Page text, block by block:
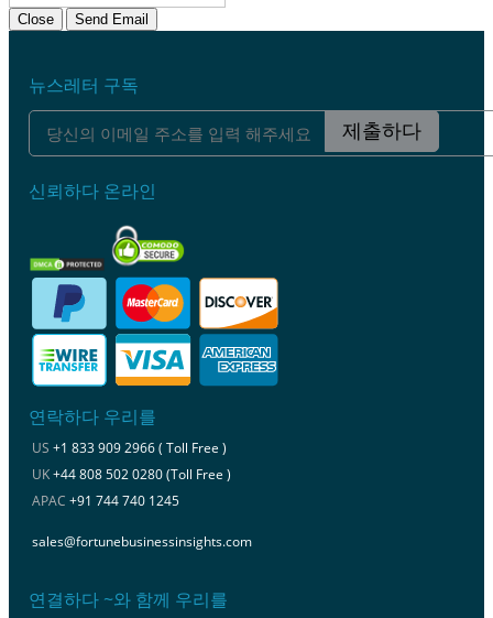
Close Send Email
뉴스레터 구독
제출하다
신뢰하다 온라인
연락하다 우리를
US +1 833 909 2966 ( Toll Free )
UK+44 808 502 0280 (Toll Free )
APAC +91 744 740 1245
sales@fortunebusinessinsights.com
연결하다 ~와 함께 우리를